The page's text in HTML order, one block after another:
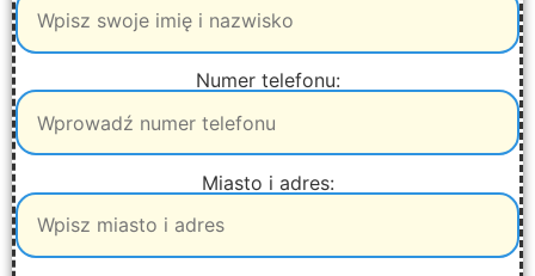
Numer telefonu:
Miasto i adres: